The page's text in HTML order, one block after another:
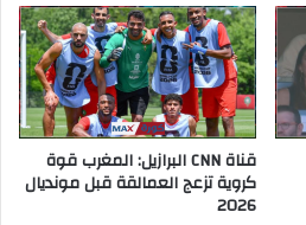
قناة CNN البرازيل: المغرب قوة
كروية تزعج العمالقة قبل مونديال
2026